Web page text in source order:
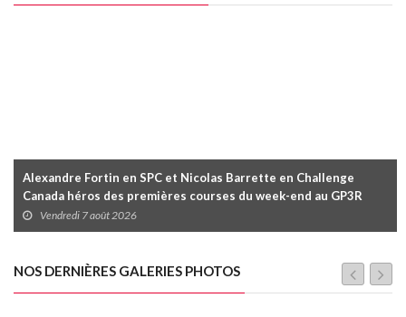
Alexandre Fortin en SPC et Nicolas Barrette en Challenge
Canada héros des premières courses du week-end au GP3R
Vendredi 7 août 2026
NOS DERNIÈRES GALERIES PHOTOS